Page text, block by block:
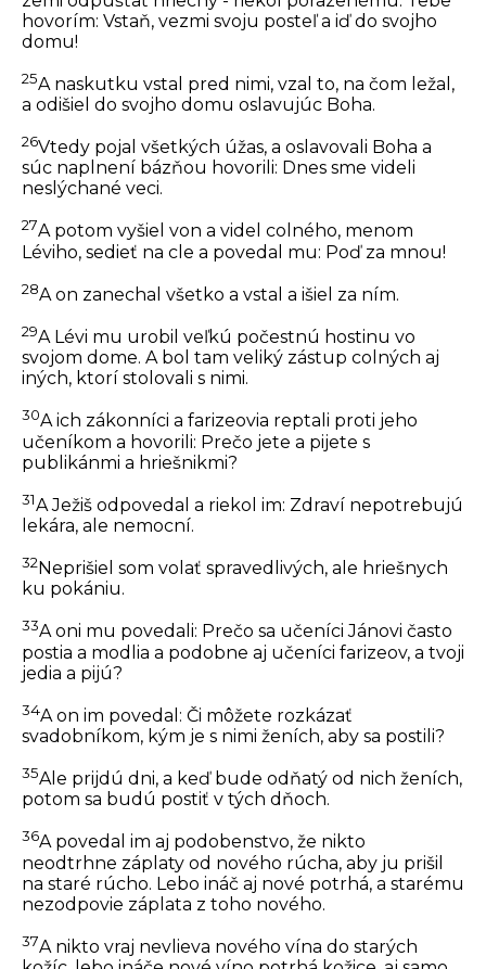
hovorím: Vstaň, vezmi svoju posteľ a iď do svojho
domu!
25A naskutku vstal pred nimi, vzal to, na čom ležal,
a odišiel do svojho domu oslavujúc Boha.
26Vtedy pojal všetkých úžas, a oslavovali Boha a
súc naplnení bázňou hovorili: Dnes sme videli
neslýchané veci.
27A potom vyšiel von a videl colného, menom
Léviho, sedieť na cle a povedal mu: Poď za mnou!
28A on zanechal všetko a vstal a išiel za ním.
29A Lévi mu urobil veľkú počestnú hostinu vo
svojom dome. A bol tam veliký zástup colných aj
iných, ktorí stolovali s nimi.
30A ich zákonníci a farizeovia reptali proti jeho
učeníkom a hovorili: Prečo jete a pijete s
publikánmi a hriešnikmi?
31A Ježiš odpovedal a riekol im: Zdraví nepotrebujú
lekára, ale nemocní.
32 Neprišiel som volať spravedlivých, ale hriešnych
ku pokániu.
33A oni mu povedali: Prečo sa učeníci Jánovi často
postia a modlia a podobne aj učeníci farizeov, a tvoji
jedia a pijú?
34A on im povedal: Či môžete rozkázať
svadobníkom, kým je s nimi ženích, aby sa postili?
35Ale prijdú dni, a keď bude odňatý od nich ženích,
potom sa budú postiť v tých dňoch.
36A povedal im aj podobenstvo, že nikto
neodtrhne záplaty od nového rúcha, aby ju prišil
na staré rúcho. Lebo ináč aj nové potrhá, a starému
nezodpovie záplata z toho nového.
37A nikto vraj nevlieva nového vína do starých